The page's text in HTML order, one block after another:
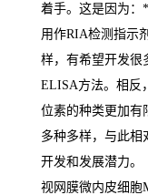
着手。这是因为： *
用作RIA检测指示
样，有希望开发很
ELISA方法。相反
位素的种类更加有
多种多样，与此相
开发和发展潜力。
视网膜微内皮细胞